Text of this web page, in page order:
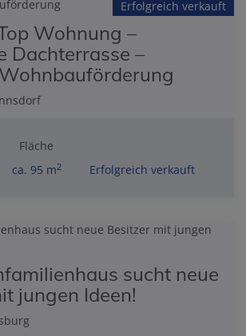
Erfolgreich verkauft
Wohnung –
Dachterrasse –
Fläche
ca. 95 m2 Erfolgreich verkauft
sucht neue
jungen Ideen!